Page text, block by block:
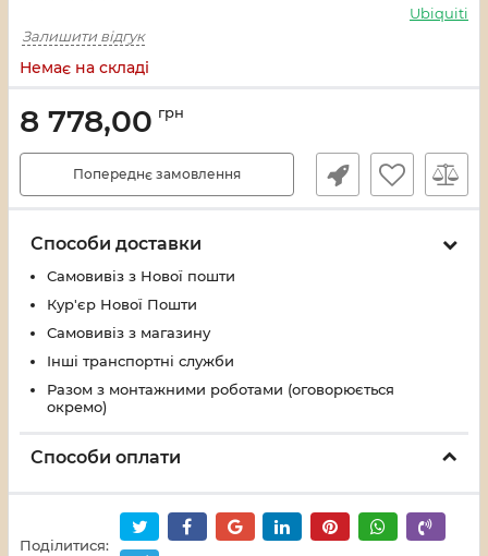
Ubiquiti
Залишити відгук
Немає на складі
8 778,00 грн
Попереднє замовлення
Способи доставки
Самовивіз з Нової пошти
Кур'єр Нової Пошти
Самовивіз з магазину
Інші транспортні служби
Разом з монтажними роботами (оговорюється
окремо)
Способи оплати
Поділитися: